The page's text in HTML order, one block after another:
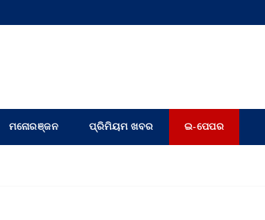
ମନୋରଞ୍ଜନ ପ୍ରିମିୟମ ଖବର ଇ-ପେପର